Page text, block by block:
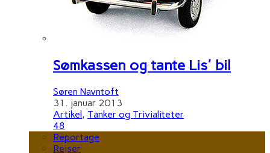
Sømkassen og tante Lis' bil
Søren Navntoft
31. januar 2013
Artikel, Tanker og Trivialiteter
48
Reportage
Rejser